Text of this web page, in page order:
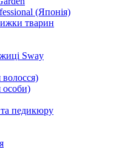
(Японія)
тварин
Sway
особи)
педикюру